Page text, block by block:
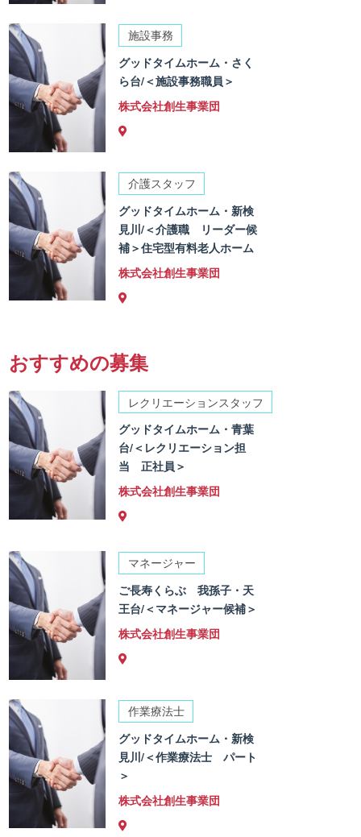
施設事務
グッドタイムホーム・さく
ら台/＜施設事務職員＞
株式会社創生事業団
介護スタッフ
グッドタイムホーム・新検
見川/＜介護職 リーダー候
補＞住宅型有料老人ホーム
株式会社創生事業団
おすすめの募集
レクリエーションスタッフ
グッドタイムホーム・青葉
台/＜レクリエーション担
当 正社員＞
株式会社創生事業団
マネージャー
ご長寿くらぶ 我孫子・天
王台/＜マネージャー候補＞
株式会社創生事業団
作業療法士
グッドタイムホーム・新検
見川/＜作業療法士 パート
＞
株式会社創生事業団